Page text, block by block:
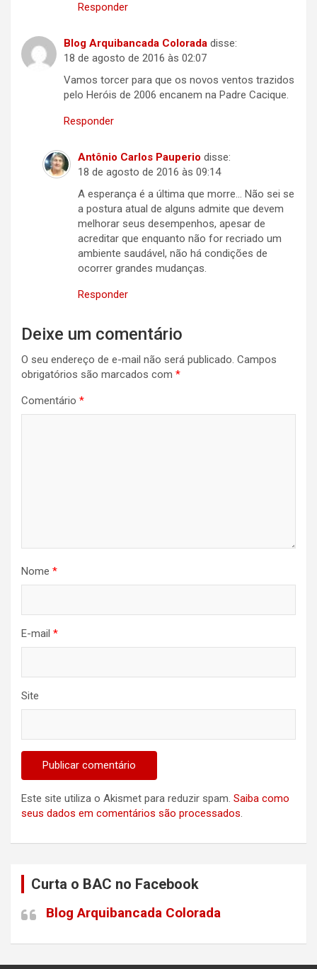
Responder
Blog Arquibancada Colorada disse:
18 de agosto de 2016 às 02:07
Vamos torcer para que os novos ventos trazidos
pelo Heróis de 2006 encanem na Padre Cacique.
Responder
Antônio Carlos Pauperio disse:
18 de agosto de 2016 às 09:14
A esperança é a última que morre… Não sei se
a postura atual de alguns admite que devem
melhorar seus desempenhos, apesar de
acreditar que enquanto não for recriado um
ambiente saudável, não há condições de
ocorrer grandes mudanças.
Responder
Deixe um comentário
O seu endereço de e-mail não será publicado. Campos
obrigatórios são marcados com *
Comentário *
Nome *
E-mail *
Site
Este site utiliza o Akismet para reduzir spam. Saiba como
seus dados em comentários são processados.
Curta o BAC no Facebook
Blog Arquibancada Colorada